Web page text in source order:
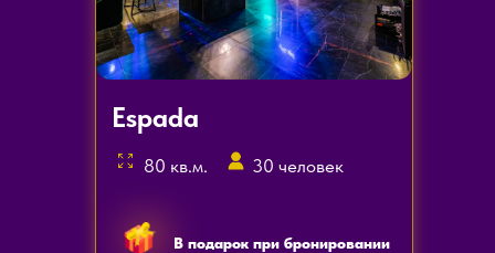
Espada
80 кв.м. 30 человек
В подарок при бронировании